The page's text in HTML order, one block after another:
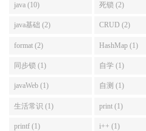
java (10) 死锁 (2)
java基础 (2) CRUD (2)
format (2) HashMap (1)
同步锁 (1) 自学 (1)
javaWeb (1) 自测 (1)
生活常识 (1) print (1)
printf (1) i++ (1)